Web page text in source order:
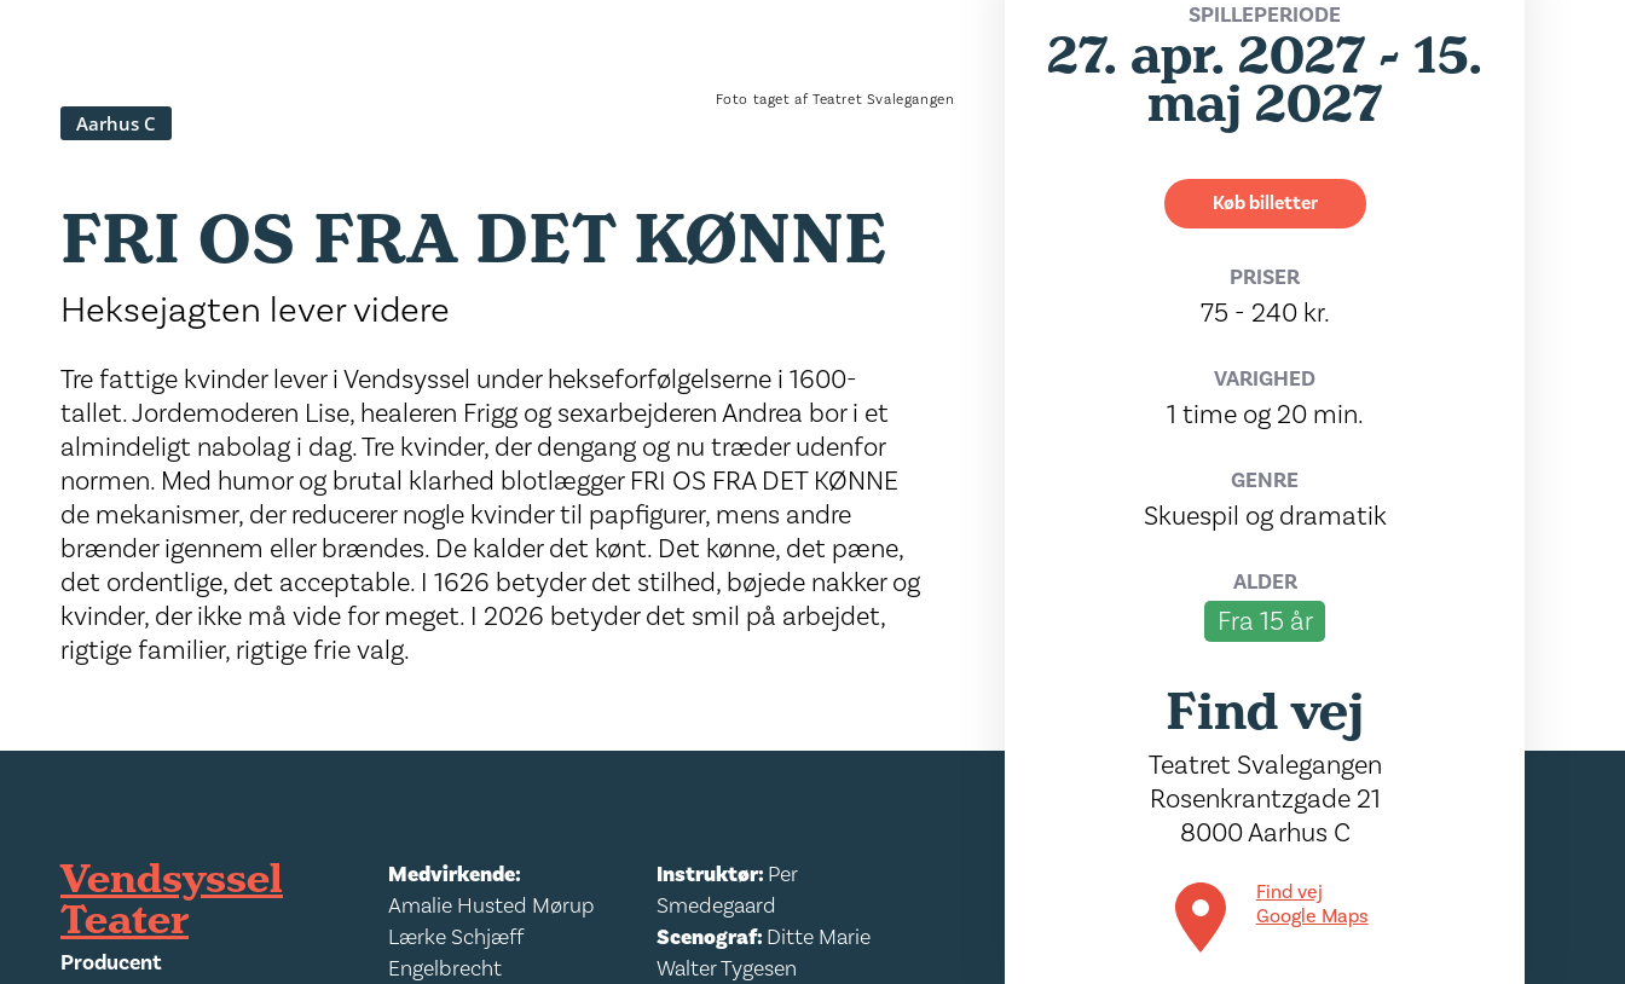
Aarhus C
Foto taget af Teatret Svalegangen
FRI OS FRA DET KØNNE
Heksejagten lever videre
Tre fattige kvinder lever i Vendsyssel under hekseforfølgelserne i 1600-
tallet. Jordemoderen Lise, healeren Frigg og sexarbejderen Andrea bor i et
almindeligt nabolag i dag. Tre kvinder, der dengang og nu træder udenfor
normen. Med humor og brutal klarhed blotlægger FRI OS FRA DET KØNNE
de mekanismer, der reducerer nogle kvinder til papfigurer, mens andre
brænder igennem eller brændes. De kalder det kønt. Det kønne, det pæne,
det ordentlige, det acceptable. I 1626 betyder det stilhed, bøjede nakker og
kvinder, der ikke må vide for meget. I 2026 betyder det smil på arbejdet,
rigtige familier, rigtige frie valg.
SPILLEPERIODE
27. apr. 2027 - 15.
maj 2027
Køb billetter
PRISER
75 - 240 kr.
VARIGHED
1 time og 20 min.
GENRE
Skuespil og dramatik
ALDER
Fra 15 år
Find vej
Teatret Svalegangen
Rosenkrantzgade 21
8000 Aarhus C
Find vej
Google Maps
Vendsyssel
Teater
Producent
Medvirkende:
Amalie Husted Mørup
Lærke Schjæff
Engelbrecht
Instruktør: Per
Smedegaard
Scenograf: Ditte Marie
Walter Tygesen